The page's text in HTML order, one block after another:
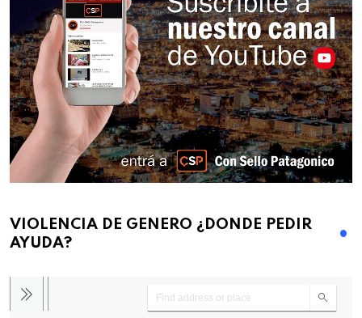
VIOLENCIA DE GENERO ¿DONDE PEDIR
AYUDA?